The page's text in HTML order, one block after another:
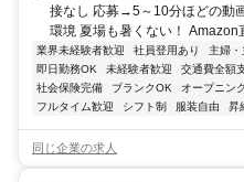
接なし 応募→5～10分ほどの動
環境 夏場も暑くない！ Amazon
業界未経験者歓迎 社員登用あり 主婦
即日勤務OK
未経験者歓迎 交通費全額
社会保険完備
ブランクOK オープニン
フルタイム歓迎
シフト制 服装自由 昇
同じ企業の求人